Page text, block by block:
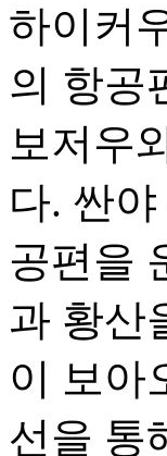
하이커
의 항공
보저우
다. 싼
공편을
과 황산
이 보아
선을 통